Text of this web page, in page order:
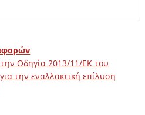
Οδηγία 2013/11/ΕΚ του
την εναλλακτική επίλυση